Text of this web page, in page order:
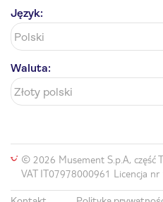
Język:
Waluta:
© 2026 Musement S.p.A, część
VAT IT07978000961 Licencja